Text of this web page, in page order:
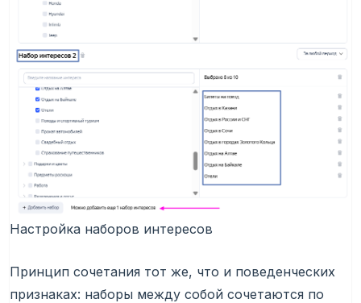
Настройка наборов интересов
Принцип сочетания тот же, что и поведенческих
признаках: наборы между собой сочетаются по